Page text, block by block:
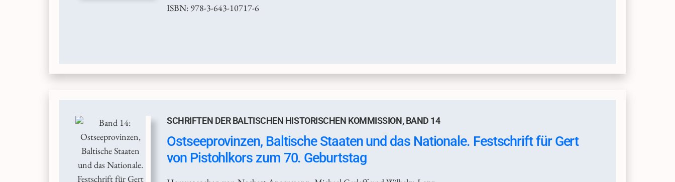
ISBN: 978-3-643-10717-6
SCHRIFTEN DER BALTISCHEN HISTORISCHEN KOMMISSION, BAND 14
Ostseeprovinzen, Baltische Staaten und das Nationale. Festschrift für Gert
von Pistohlkors zum 70. Geburtstag